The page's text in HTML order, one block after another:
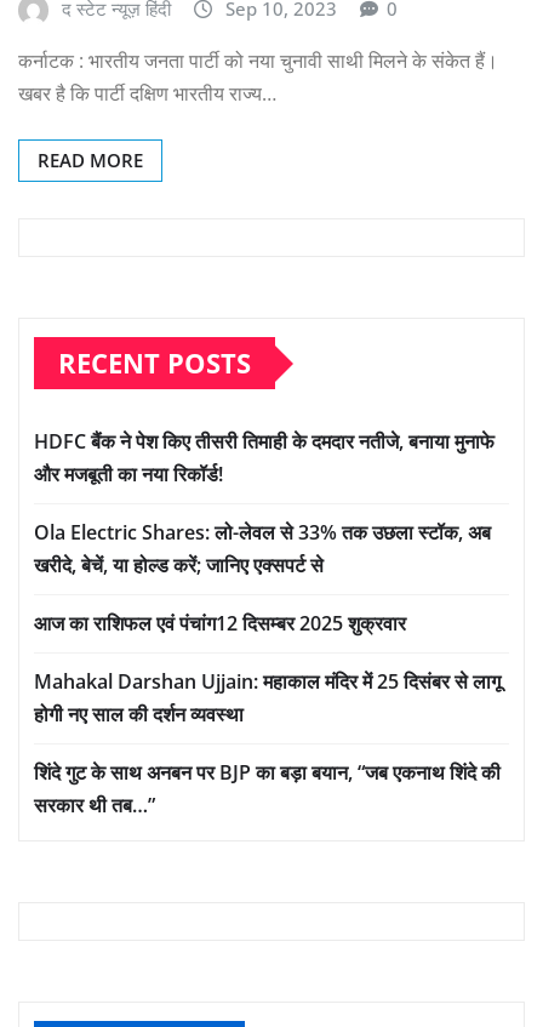
द स्टेट न्यूज़ हिंदी Sep 10, 2023 0
कर्नाटक : भारतीय जनता पार्टी को नया चुनावी साथी मिलने के संकेत हैं।
खबर है कि पार्टी दक्षिण भारतीय राज्य…
READ MORE
RECENT POSTS
HDFC बैंक ने पेश किए तीसरी तिमाही के दमदार नतीजे, बनाया मुनाफे
और मजबूती का नया रिकॉर्ड!
Ola Electric Shares: लो-लेवल से 33% तक उछला स्टॉक, अब
खरीदे, बेचें, या होल्ड करें; जानिए एक्सपर्ट से
आज का राशिफल एवं पंचांग12 दिसम्बर 2025 शुक्रवार
Mahakal Darshan Ujjain: महाकाल मंदिर में 25 दिसंबर से लागू
होगी नए साल की दर्शन व्यवस्था
शिंदे गुट के साथ अनबन पर BJP का बड़ा बयान, “जब एकनाथ शिंदे की
सरकार थी तब…”